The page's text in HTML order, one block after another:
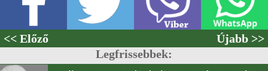
<< Előző
Újabb >>
Legfrissebbek: